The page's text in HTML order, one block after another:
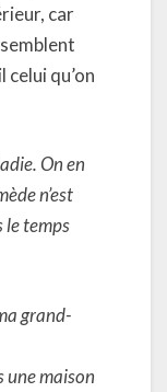
car
qu’on
On en
n’est
le temps
grand-
une maison